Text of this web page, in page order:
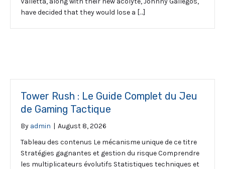
have decided that they would lose a […]
Tower Rush : Le Guide Complet du Jeu
de Gaming Tactique
By admin | August 8, 2026
Tableau des contenus Le mécanisme unique de ce titre
Stratégies gagnantes et gestion du risque Comprendre
les multiplicateurs évolutifs Statistiques techniques et